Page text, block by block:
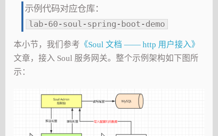
示例代码对应仓库：
lab-60-soul-spring-boot-demo
本小节，我们参考 《Soul 文档 —— http 用户接入》
文章，接入 Soul 服务网关。整个示例架构如下图所
示：